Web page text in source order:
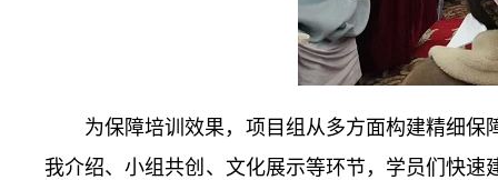
为保障培训效果，项目组从多方面构建精细
我介绍、小组共创、文化展示等环节，学员们快